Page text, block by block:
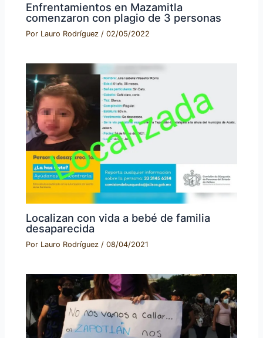
Enfrentamientos en Mazamitla
comenzaron con plagio de 3 personas
Por Lauro Rodríguez/02/05/2022
Localizan con vida a bebé de familia
desaparecida
Por Lauro Rodríguez /08/04/2021